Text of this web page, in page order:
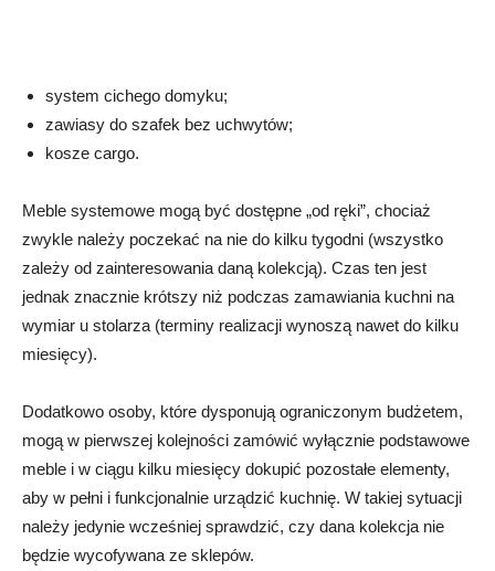
system cichego domyku;
zawiasy do szafek bez uchwytów;
kosze cargo.
Meble systemowe mogą być dostępne „od ręki”, chociaż
zwykle należy poczekać na nie do kilku tygodni (wszystko
zależy od zainteresowania daną kolekcją). Czas ten jest
jednak znacznie krótszy niż podczas zamawiania kuchni na
wymiar u stolarza (terminy realizacji wynoszą nawet do kilku
miesięcy).
Dodatkowo osoby, które dysponują ograniczonym budżetem,
mogą w pierwszej kolejności zamówić wyłącznie podstawowe
meble i w ciągu kilku miesięcy dokupić pozostałe elementy,
aby w pełni i funkcjonalnie urządzić kuchnię. W takiej sytuacji
należy jedynie wcześniej sprawdzić, czy dana kolekcja nie
będzie wycofywana ze sklepów.